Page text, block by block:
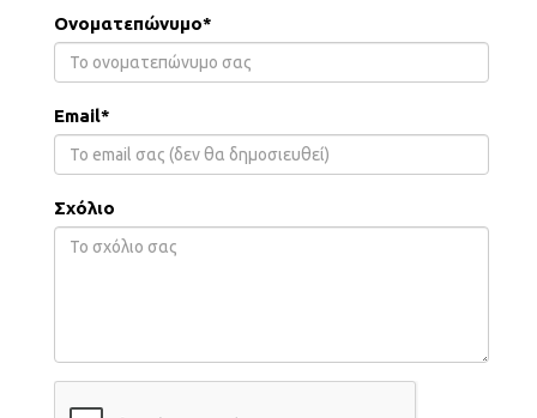
Ονοματεπώνυμο*
Email*
Σχόλιο